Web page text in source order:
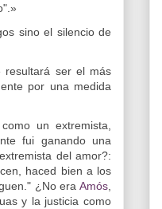
sino el silencio de
resultará ser el más
por una medida
un extremista,
fui ganando una
del amor?:
haced bien a los
¿No era Amós
y la justicia como